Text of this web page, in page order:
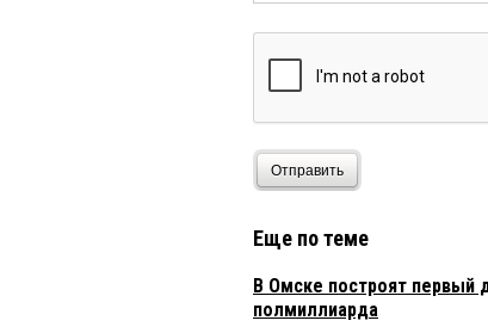
Отправить
Еще по теме
В Омске построят первый
полмиллиарда